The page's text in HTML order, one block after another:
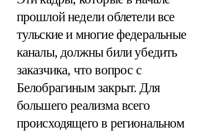
прошлой недели облетели все
тульские и многие федеральные
каналы, должны били убедить
заказчика, что вопрос с
Белобрагиным закрыт. Для
большего реализма всего
происходящего в региональном